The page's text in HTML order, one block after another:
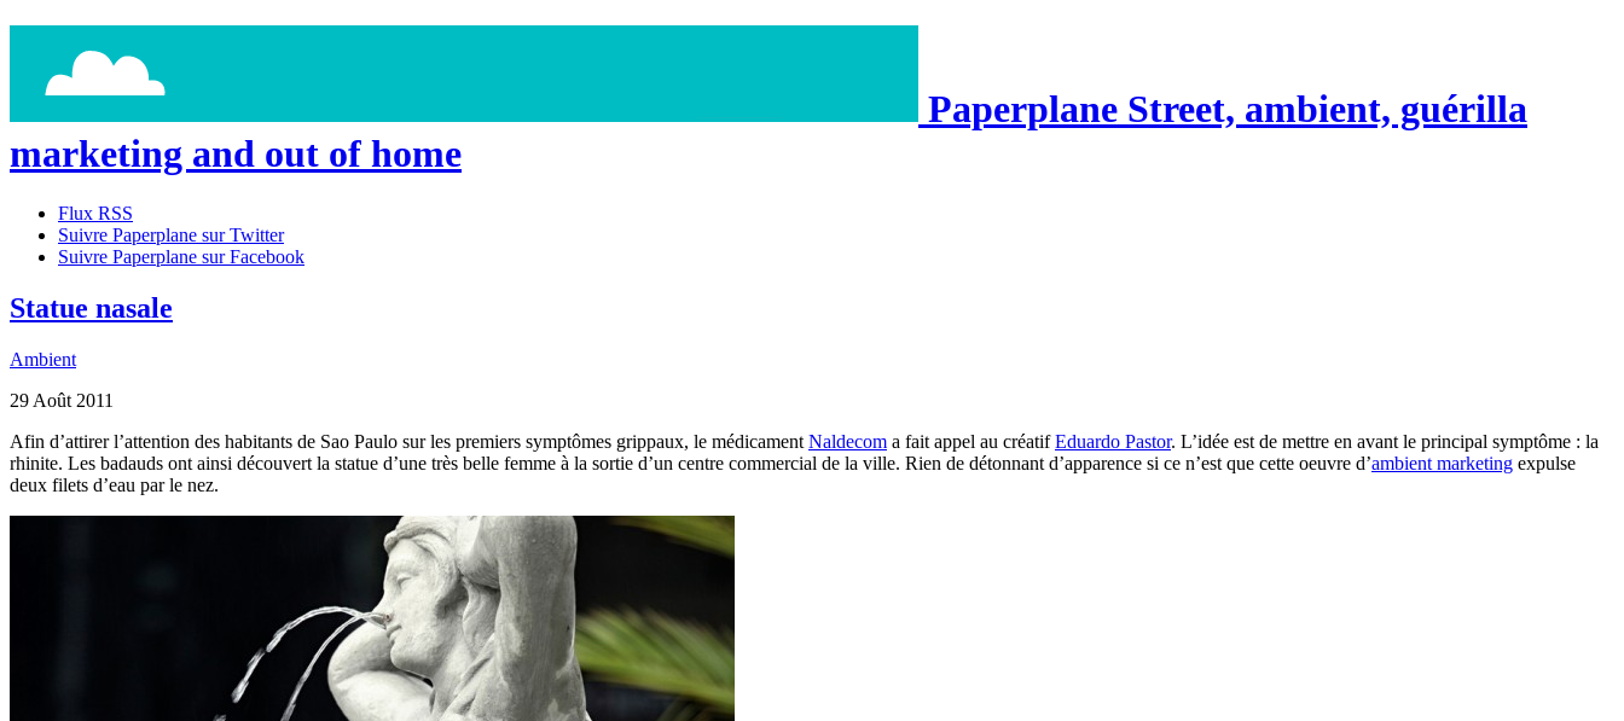
Paperplane Street, ambient, guérilla
marketing and out of home
Flux RSS
Suivre Paperplane sur Twitter
Suivre Paperplane sur Facebook
Statue nasale
Ambient
29 Août 2011
Afin d’attirer l’attention des habitants de Sao Paulo sur les premiers symptômes grippaux, le médicament Naldecom a fait appel au créatifEduardo Pastor. L’idée est de mettre en avant le principal symptôme : la
rhinite. Les badauds ont ainsi découvert la statue d’une très belle femme à la sortie d’un centre commercial de la ville. Rien de détonnant d’apparence si ce n’est que cette oeuvre d’ambient marketing expulse
deux filets d’eau par le nez.